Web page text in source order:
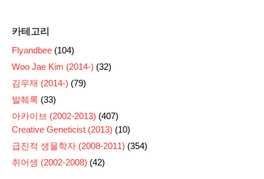
카테고리
Flyandbee (104)
Woo Jae Kim (2014-) (32)
김우재 (2014-) (79)
발췌록 (33)
아카이브 (2002-2013) (407)
Creative Geneticist (2013) (10)
급진적 생물학자 (2008-2011) (354)
취어생 (2002-2008) (42)